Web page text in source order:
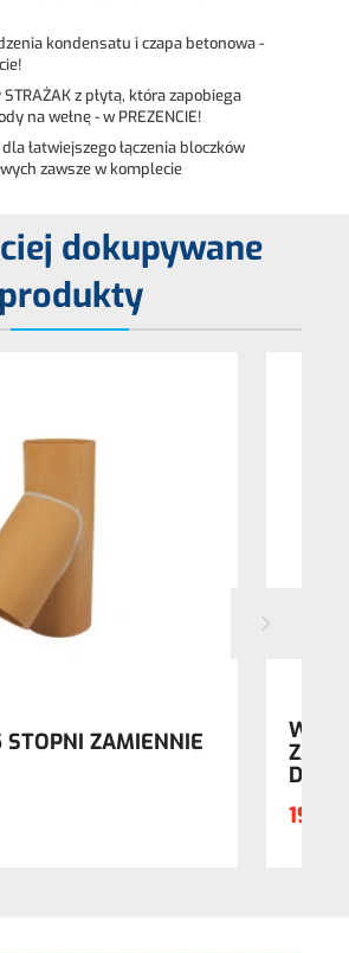
kondensatu i czapa betonowa -
z płytą, która zapobiega
na wełnę - w PREZENCIE!
łatwiejszego łączenia bloczków
zawsze w komplecie
dokupywane
produkty
STOPNI ZAMIENNIE